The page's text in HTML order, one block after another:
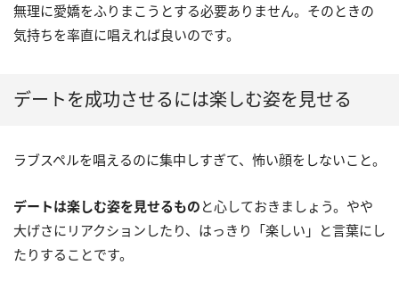
無理に愛嬌をふりまこうとする必要ありません。そのときの
気持ちを率直に唱えれば良いのです。
デートを成功させるには楽しむ姿を見せる
ラブスペルを唱えるのに集中しすぎて、怖い顔をしないこと。
デートは楽しむ姿を見せるもの と心しておきましょう。やや
大げさにリアクションしたり、はっきり「楽しい」と言葉にし
たりすることです。